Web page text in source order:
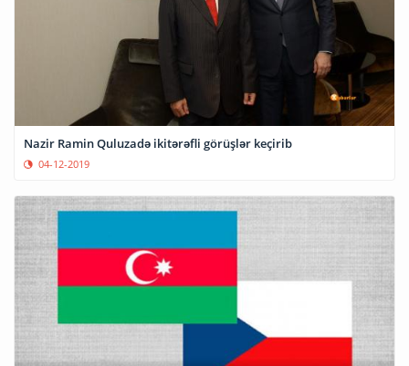
Nazir Ramin Quluzadə ikitərəfli görüşlər keçirib
04-12-2019